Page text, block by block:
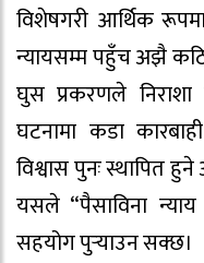
विशेषगरी आर्थिक
न्यायसम्म पहुँच अझै
घुस प्रकरणले
घटनामा कडा
विश्वास पुनः स्थापित
यसले “पैसाविना
सहयोग पुर्‍याउन सक्छ।